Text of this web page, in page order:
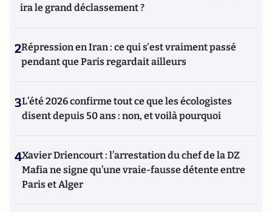
ira le grand déclassement ?
2Répression en Iran : ce qui s'est vraiment passé
pendant que Paris regardait ailleurs
3L’été 2026 confirme tout ce que les écologistes
disent depuis 50 ans : non, et voilà pourquoi
4Xavier Driencourt : l’arrestation du chef de la DZ
Mafia ne signe qu’une vraie-fausse détente entre
Paris et Alger